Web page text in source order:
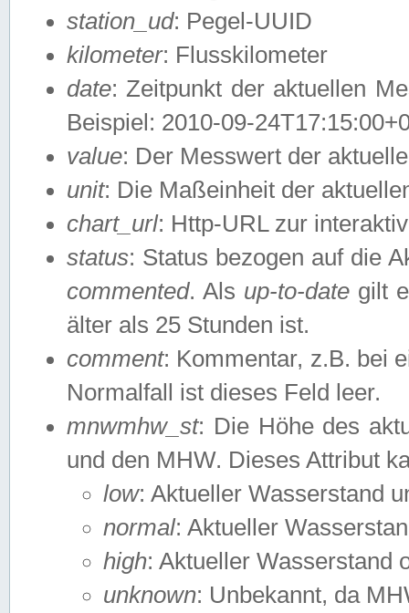
station_ud: Pegel-UUID
kilometer: Flusskilometer
date: Zeitpunkt der aktuellen
Beispiel: 2010-09-
value: Der Messwert der
unit: Die Maßeinheit der
chart_url: Http-URL zur
status: Status bezogen auf die
commented. Als up-to-date gilt
älter als 25 Stunden ist.
comment: Kommentar, z.B. bei
Normalfall ist dieses Feld leer.
mnwmhw_st: Die Höhe des
und den MHW. Dieses Attribut
low: Aktueller Wasserstand
normal: Aktueller
high: Aktueller Wasserstand
unknown: Unbekannt, da